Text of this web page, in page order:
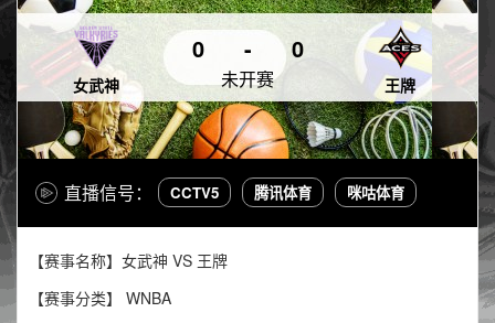
女武神
0 - 0
王牌
未开赛
直播信号： CCTV5 腾讯体育 咪咕体育
【赛事名称】女武神 VS 王牌
【赛事分类】 WNBA